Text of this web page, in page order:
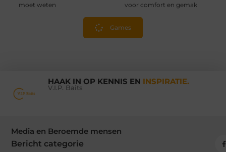
moet weten
voor comfort en gemak
Games
HAAK IN OP KENNIS EN INSPIRATIE.
V.I.P. Baits
Media en Beroemde mensen
Bericht categorie